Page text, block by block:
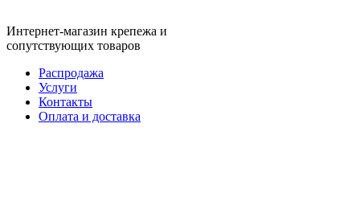
Интернет-магазин крепежа и
сопутствующих товаров
Распродажа
Услуги
Контакты
Оплата и доставка